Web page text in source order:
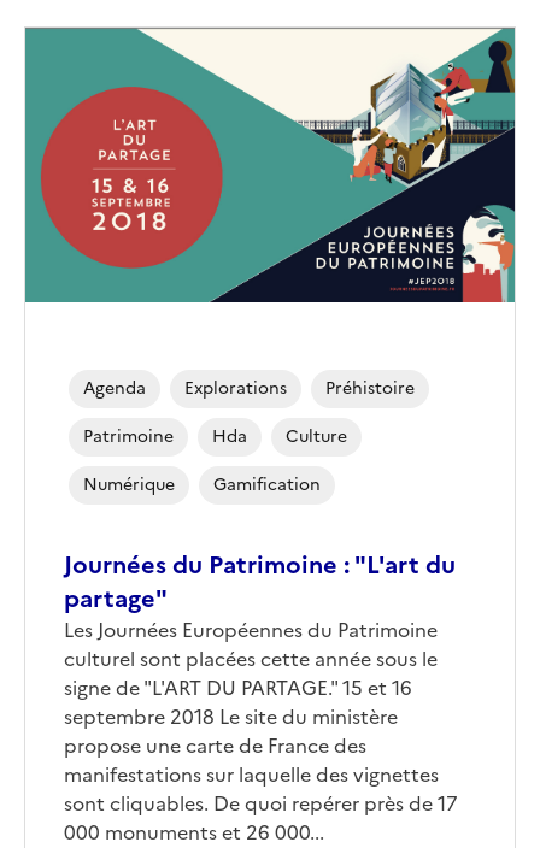
Journées du Patrimoine : "L'art du
partage"
Les Journées Européennes du Patrimoine
culturel sont placées cette année sous le
signe de "L'ART DU PARTAGE." 15 et 16
septembre 2018 Le site du ministère
propose une carte de France des
manifestations sur laquelle des vignettes
sont cliquables. De quoi repérer près de 17
000 monuments et 26 000...
Agenda Explorations
Préhistoire
Patrimoine
Hda
Culture
Numérique
Gamification